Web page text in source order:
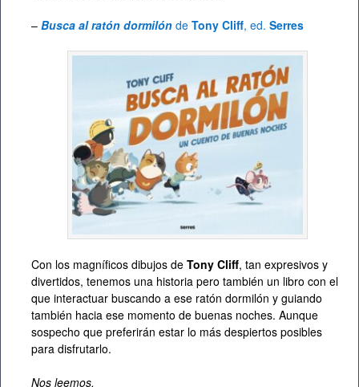
– Busca al ratón dormilón de Tony Cliff, ed. Serres
Con los magníficos dibujos de Tony Cliff, tan expresivos y
divertidos, tenemos una historia pero también un libro con el
que interactuar buscando a ese ratón dormilón y guiando
también hacia ese momento de buenas noches. Aunque
sospecho que preferirán estar lo más despiertos posibles
para disfrutarlo.
Nos leemos.